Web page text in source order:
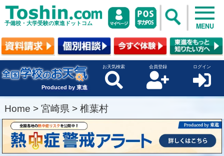
予備校・大学受験の東進ドットコム MENU
Produced by 東進
お天気検索 会員登録 ログイン
Home > 宮崎県 > 椎葉村